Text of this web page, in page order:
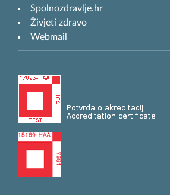
Spolnozdravlje.hr
Živjeti zdravo
Webmail